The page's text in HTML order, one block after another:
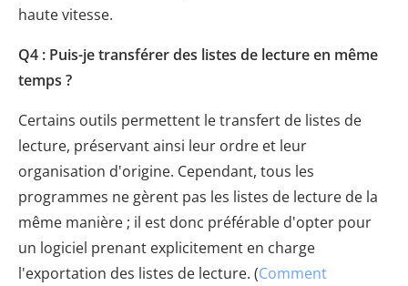
haute vitesse.
Q4 : Puis-je transférer des listes de lecture en même
temps ?
Certains outils permettent le transfert de listes de
lecture, préservant ainsi leur ordre et leur
organisation d'origine. Cependant, tous les
programmes ne gèrent pas les listes de lecture de la
même manière ; il est donc préférable d'opter pour
un logiciel prenant explicitement en charge
l'exportation des listes de lecture. (Comment